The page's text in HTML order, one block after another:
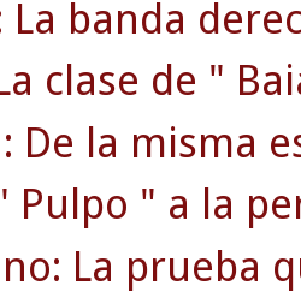
La banda
clase de "
De la misma
Pulpo " a la
La prueba